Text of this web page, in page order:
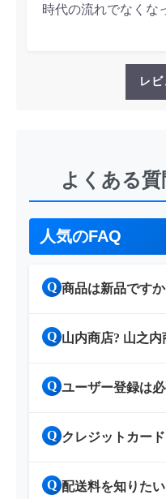
時代の流れでなくな
レビ
よくある質
人気のFAQ
Q 商品は新品ですか
Q 山内商店? 山之内
Q ユーザー登録は
Q クレジットカー
Q 配送料を知りたい